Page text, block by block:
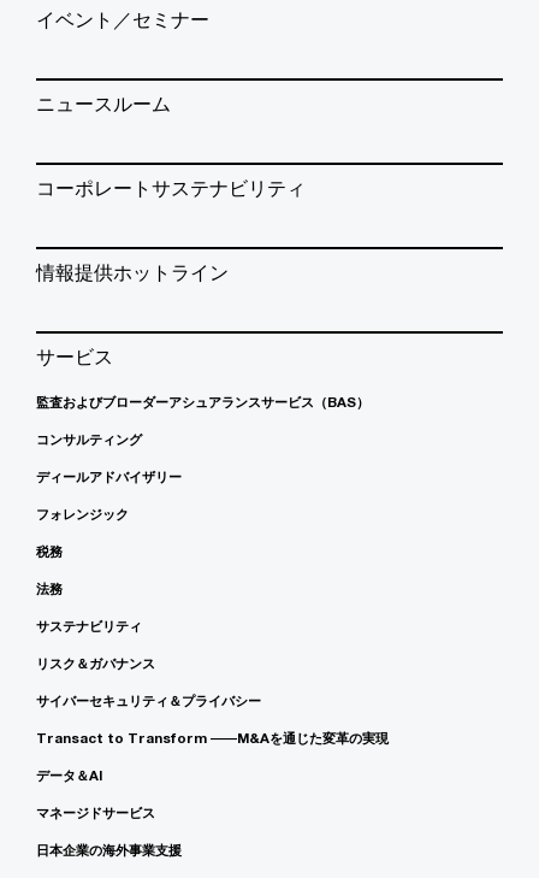
イベント／セミナー
ニュースルーム
コーポレートサステナビリティ
情報提供ホットライン
サービス
監査およびブローダーアシュアランスサービス（BAS）
コンサルティング
ディールアドバイザリー
フォレンジック
税務
法務
サステナビリティ
リスク＆ガバナンス
サイバーセキュリティ＆プライバシー
Transact to Transform ――M&Aを通じた変革の実現
データ＆AI
マネージドサービス
日本企業の海外事業支援